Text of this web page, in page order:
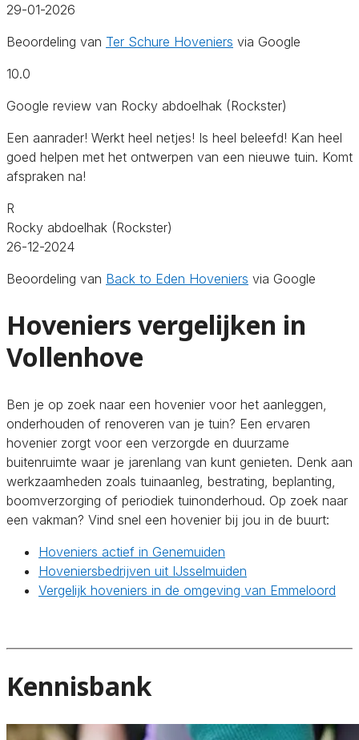
29-01-2026
Beoordeling van Ter Schure Hoveniers via Google
10.0
Google review van Rocky abdoelhak (Rockster)
Een aanrader! Werkt heel netjes! Is heel beleefd! Kan heel
goed helpen met het ontwerpen van een nieuwe tuin. Komt
afspraken na!
R
Rocky abdoelhak (Rockster)
26-12-2024
Beoordeling van Back to Eden Hoveniers via Google
Hoveniers vergelijken in
Vollenhove
Ben je op zoek naar een hovenier voor het aanleggen,
onderhouden of renoveren van je tuin? Een ervaren
hovenier zorgt voor een verzorgde en duurzame
buitenruimte waar je jarenlang van kunt genieten. Denk aan
werkzaamheden zoals tuinaanleg, bestrating, beplanting,
boomverzorging of periodiek tuinonderhoud. Op zoek naar
een vakman? Vind snel een hovenier bij jou in de buurt:
Hoveniers actief in Genemuiden
Hoveniersbedrijven uit IJsselmuiden
Vergelijk hoveniers in de omgeving van Emmeloord
Kennisbank